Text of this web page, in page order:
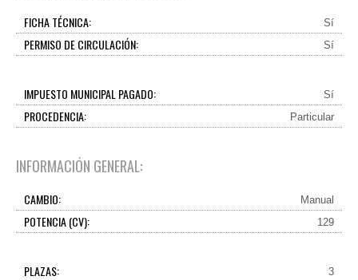
FICHA TÉCNICA: Sí
PERMISO DE CIRCULACIÓN: Sí
IMPUESTO MUNICIPAL PAGADO: Sí
PROCEDENCIA: Particular
INFORMACIÓN GENERAL:
CAMBIO: Manual
POTENCIA (CV): 129
PLAZAS: 3